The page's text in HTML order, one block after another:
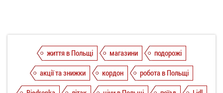
життя в Польщі магазини
подорожі
акції та знижки
кордон
робота в Польщі